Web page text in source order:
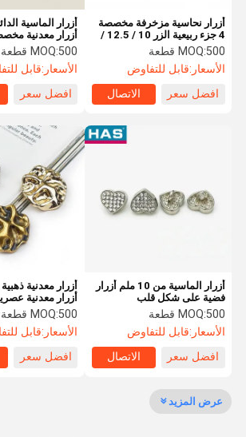
جولة في
ضبط الجودة
أزرار نحاسية مزخرفة مخصصة
4 جزء ربيعية الزر 10 / 12.5 /
15mm
MOQ:500 قطعة
الأسعار:قابل للتفاوض
افضل سعر
الاتصال
أزرار معدنية
MOQ:500 قطعة
الأسعار:قابل
افضل سعر
أزرار الماسية من 10 ملم أزرار
فضية على شكل قلب
MOQ:500 قطعة
الأسعار:قابل للتفاوض
افضل سعر
الاتصال
أزرار معدنية
MOQ:500 قطعة
الأسعار:قابل
افضل سعر
عرض المزيد